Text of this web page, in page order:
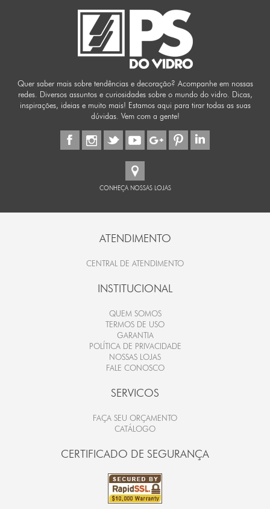
Quer saber mais sobre tendências e decoração? Acompanhe em nossas
redes. Diversos assuntos e curiosidades sobre o mundo do vidro. Dicas,
inspirações, ideias e muito mais! Estamos aqui para tirar todas as suas
dúvidas. Vem com a gente!
CONHEÇA NOSSAS LOJAS
ATENDIMENTO
CENTRAL DE ATENDIMENTO
INSTITUCIONAL
QUEM SOMOS
TERMOS DE USO
GARANTIA
POLÍTICA DE PRIVACIDADE
NOSSAS LOJAS
FALE CONOSCO
SERVICOS
FAÇA SEU ORÇAMENTO
CATÁLOGO
CERTIFICADO DE SEGURANÇA